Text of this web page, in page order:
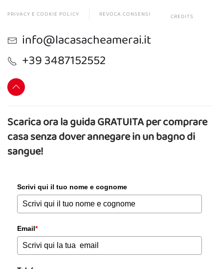
PRIVACY E COOKIE POLICY REVOCA CONSENSI CREDITS
info@lacasacheamerai.it
+39 3487152552
Scarica ora la guida GRATUITA per comprare
casa senza dover annegare in un bagno di
sangue!
Scrivi qui il tuo nome e cognome
Email*